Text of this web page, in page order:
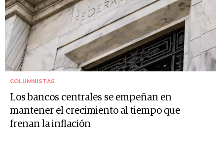
COLUMNISTAS
Los bancos centrales se empeñan en
mantener el crecimiento al tiempo que
frenan la inflación